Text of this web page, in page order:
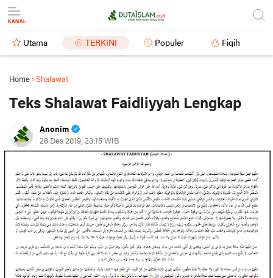
Utama TERKINI Populer Fiqih
Home › Shalawat
Teks Shalawat Faidliyyah Lengkap
Anonim
28 Des 2019, 23:15 WIB